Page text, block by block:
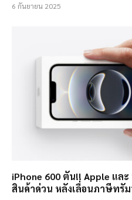
6 กันยายน 2025
iPhone 600 ตัน!! Apple และ
สินค้าด่วน หลังเลื่อนภาษีทรั